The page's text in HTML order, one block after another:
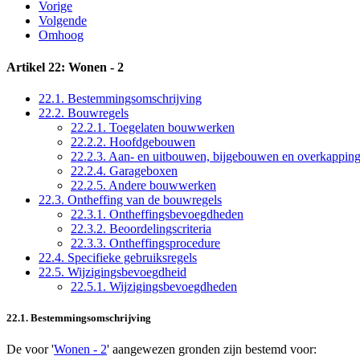
Vorige
Volgende
Omhoog
Artikel 22: Wonen - 2
22.1. Bestemmingsomschrijving
22.2. Bouwregels
22.2.1. Toegelaten bouwwerken
22.2.2. Hoofdgebouwen
22.2.3. Aan- en uitbouwen, bijgebouwen en
22.2.4. Garageboxen
22.2.5. Andere bouwwerken
22.3. Ontheffing van de bouwregels
22.3.1. Ontheffingsbevoegdheden
22.3.2. Beoordelingscriteria
22.3.3. Ontheffingsprocedure
22.4. Specifieke gebruiksregels
22.5. Wijzigingsbevoegdheid
22.5.1. Wijzigingsbevoegdheden
22.1. Bestemmingsomschrijving
De voor 'Wonen - 2' aangewezen gronden zijn bestemd voor: